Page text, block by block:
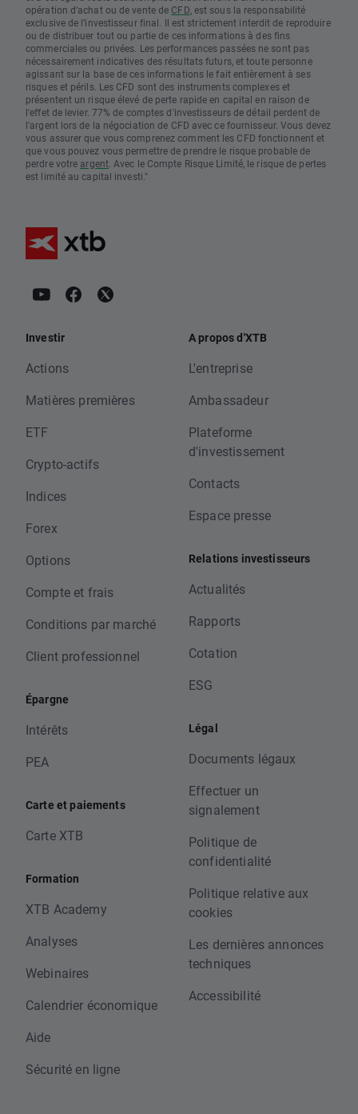
opération d’achat ou de vente de CFD, est sous la responsabilité
exclusive de l’investisseur final. Il est strictement interdit de reproduire
ou de distribuer tout ou partie de ces informations à des fins
commerciales ou privées. Les performances passées ne sont pas
nécessairement indicatives des résultats futurs, et toute personne
agissant sur la base de ces informations le fait entièrement à ses
risques et périls. Les CFD sont des instruments complexes et
présentent un risque élevé de perte rapide en capital en raison de
l'effet de levier. 77% de comptes d'investisseurs de détail perdent de
l'argent lors de la négociation de CFD avec ce fournisseur. Vous devez
vous assurer que vous comprenez comment les CFD fonctionnent et
que vous pouvez vous permettre de prendre le risque probable de
perdre votre argent. Avec le Compte Risque Limité, le risque de pertes
est limité au capital investi."
Investir
Actions
Matières premières
ETF
Crypto-actifs
Indices
Forex
Options
Compte et frais
Conditions par marché
Client professionnel
Épargne
Intérêts
PEA
Carte et paiements
Carte XTB
Formation
XTB Academy
Analyses
Webinaires
Calendrier économique
Aide
Sécurité en ligne
A propos d'XTB
L'entreprise
Ambassadeur
Plateforme
d'investissement
Contacts
Espace presse
Relations investisseurs
Actualités
Rapports
Cotation
ESG
Légal
Documents légaux
Effectuer un
signalement
Politique de
confidentialité
Politique relative aux
cookies
Les dernières annonces
techniques
Accessibilité